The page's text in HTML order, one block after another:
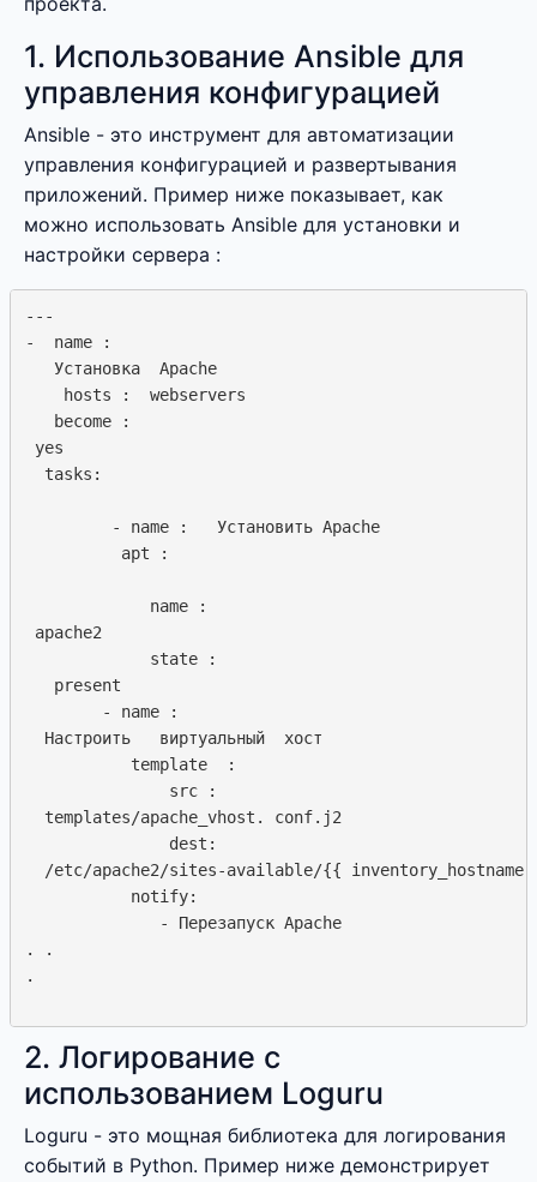
1. Использование Ansible для
управления конфигурацией
Ansible - это инструмент для автоматизации
управления конфигурацией и развертывания
приложений. Пример ниже показывает, как
можно использовать Ansible для установки и
настройки сервера :
---
-  name :
   Установка  Apache
    hosts :  webservers
   become :
yes
  tasks:
         - name :   Установить Apache
          apt :
             name :
apache2
             state :
   present
        - name :
  Настроить   виртуальный  хост
           template  :
               src :
  templates/apache_vhost. conf.j2
               dest:
/etc/apache2/sites-available/{{ inventory_hostname
           notify:
              - Перезапуск Apache
. .
.
2. Логирование с
использованием Loguru
Loguru - это мощная библиотека для логирования
событий в Python. Пример ниже демонстрирует